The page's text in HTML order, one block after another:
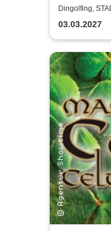
Dingolfing,
03.03.2027